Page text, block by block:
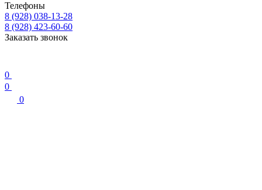
Телефоны
8 (928) 038-13-28
8 (928) 423-60-60
Заказать звонок
0
0
0